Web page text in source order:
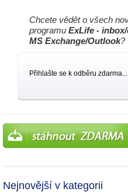
Chcete vědět o všech
programu ExLife -
MS Exchange/Outlook?
Přihlašte se k odběru zdarma...
Nejnovější v kategorii